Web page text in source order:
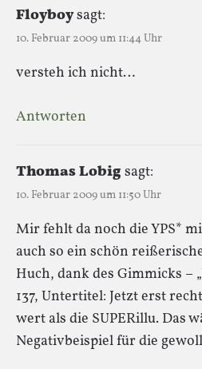
Floyboysagt:
10. Februar 2009 um 11:44 Uhr
versteh ich nicht…
Antworten
Thomas Lobigsagt:
10. Februar 2009 um 11:50 Uhr
Mir fehlt da noch die YPS*
auch so ein schön
Huch, dank des Gimmicks –
137, Untertitel: Jetzt erst
wert als die SUPERillu. Das
Negativbeispiel für die